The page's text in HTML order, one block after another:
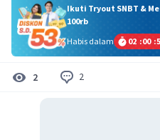
Ikuti Tryout SNBT &
100rb
Habis dalam
02 :00 :
2 2